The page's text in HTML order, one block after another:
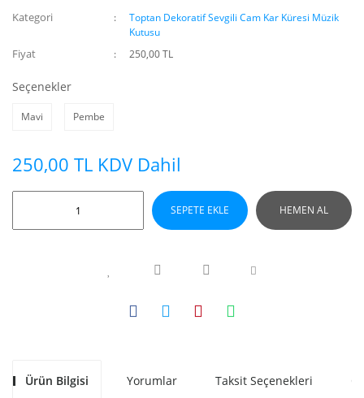
Kategori
Toptan Dekoratif Sevgili Cam Kar Küresi Müzik
Kutusu
Fiyat 250,00 TL
Seçenekler
Mavi Pembe
250,00 TL KDV Dahil
SEPETE EKLE HEMEN AL
Ürün Bilgisi Yorumlar Taksit Seçenekleri